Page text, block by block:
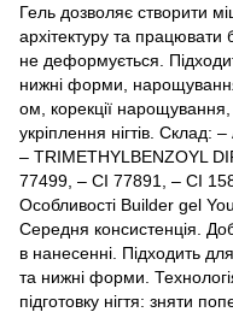
Гель дозволяє створити
архітектуру та працювати
не деформується.
нижні форми,
ом, корекції
укріплення нігтів. Склад:
– TRIMETHYLBENZOYL
77499, – CI 77891, – CI
Особливості Builder gel
Середня консистенція.
в нанесенні. Підходить
та нижні форми.
підготовку нігтя: зняти